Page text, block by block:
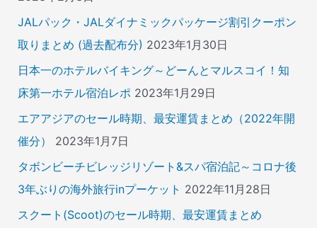
JALパック・JALダイナミックパッケージ割引クーポン
取りまとめ (過去配布分) 2023年1月30日
日本一のホテルバイキング～どーんとマルスコイ！知
床第一ホテル宿泊レポ 2023年1月29日
エアアジアのセール時期、最安運賃まとめ（2022年開
催分）
2023年1月7日
タボンビーチビレッジリゾート&スパ宿泊記～コロナ後
3年ぶりの海外旅行inプーケット 2022年11月28日
スクート(Scoot)のセール時期、最安運賃まとめ